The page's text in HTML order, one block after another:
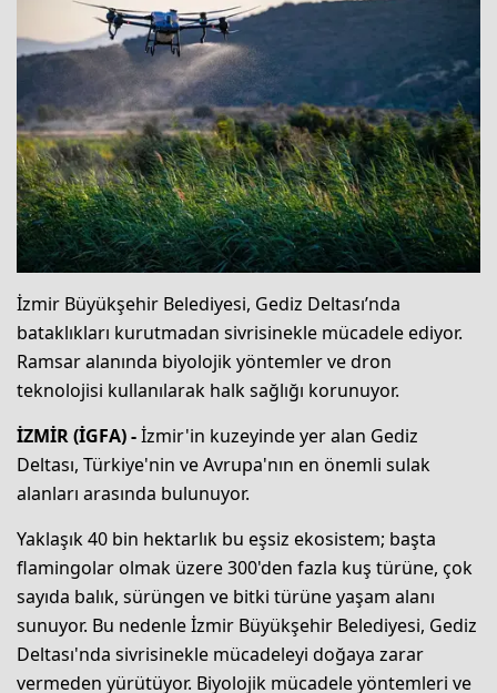
İzmir Büyükşehir Belediyesi, Gediz Deltası’nda
bataklıkları kurutmadan sivrisinekle mücadele ediyor.
Ramsar alanında biyolojik yöntemler ve dron
teknolojisi kullanılarak halk sağlığı korunuyor.
İZMİR (İGFA) -İzmir'in kuzeyinde yer alan Gediz
Deltası, Türkiye'nin ve Avrupa'nın en önemli sulak
alanları arasında bulunuyor.
Yaklaşık 40 bin hektarlık bu eşsiz ekosistem; başta
flamingolar olmak üzere 300'den fazla kuş türüne, çok
sayıda balık, sürüngen ve bitki türüne yaşam alanı
sunuyor. Bu nedenle İzmir Büyükşehir Belediyesi, Gediz
Deltası'nda sivrisinekle mücadeleyi doğaya zarar
vermeden yürütüyor. Biyolojik mücadele yöntemleri ve